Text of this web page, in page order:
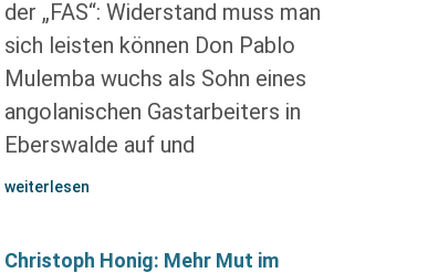
der „FAS“: Widerstand muss man
sich leisten können Don Pablo
Mulemba wuchs als Sohn eines
angolanischen Gastarbeiters in
Eberswalde auf und
weiterlesen
Christoph Honig: Mehr Mut im